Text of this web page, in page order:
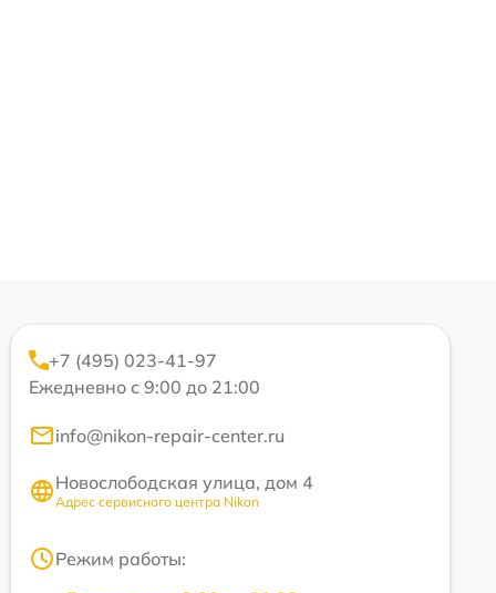
+7 (495) 023-41-97
Ежедневно с 9:00 до 21:00
info@nikon-repair-center.ru
Новослободская улица, дом 4
Адрес сервисного центра Nikon
Режим работы: